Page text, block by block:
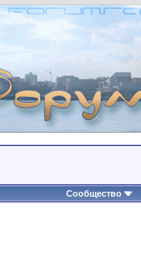
Сообщество